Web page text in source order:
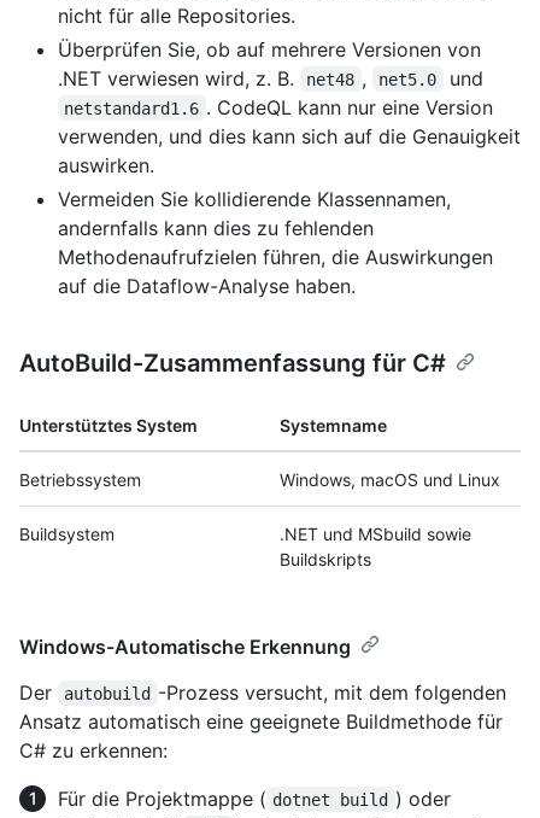
nicht für alle Repositories.
Überprüfen Sie, ob auf mehrere Versionen von
.NET verwiesen wird, z. B.
net48 , net5.0 und
netstandard1.6 . CodeQL kann nur eine Version
verwenden, und dies kann sich auf die Genauigkeit
auswirken.
Vermeiden Sie kollidierende Klassennamen,
andernfalls kann dies zu fehlenden
Methodenaufrufzielen führen, die Auswirkungen
auf die Dataflow-Analyse haben.
AutoBuild-Zusammenfassung für C#
Unterstütztes System Systemname
Betriebssystem Windows, macOS und Linux
Buildsystem
.NET und MSbuild sowie
Buildskripts
Windows-Automatische Erkennung
Der
autobuild -Prozess versucht, mit dem folgenden
Ansatz automatisch eine geeignete Buildmethode für
C# zu erkennen:
Für die Projektmappe ( dotnet build ) oder